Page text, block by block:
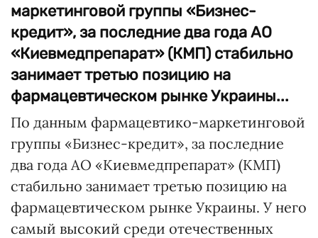
маркетинговой группы «Бизнес-
кредит», за последние два года АО
«Киевмедпрепарат» (КМП) стабильно
занимает третью позицию на
фармацевтическом рынке Украины...
По данным фармацевтико-маркетинговой
группы «Бизнес-кредит», за последние
два года АО «Киевмедпрепарат» (КМП)
стабильно занимает третью позицию на
фармацевтическом рынке Украины. У него
самый высокий среди отечественных